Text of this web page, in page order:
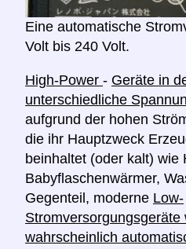
Eine automatische
Volt bis 240 Volt.
High-Power - Geräte in
unterschiedliche
aufgrund der hohen
die ihr Hauptzweck
beinhaltet (oder kalt) wie
Babyflaschenwärmer,
Gegenteil, moderne Low-
Stromversorgungsgeräte
wahrscheinlich